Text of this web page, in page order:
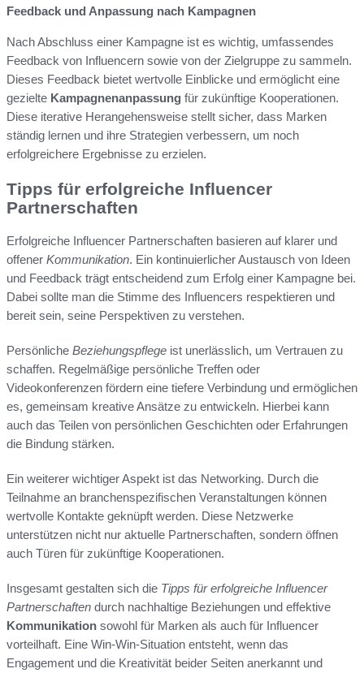
Feedback und Anpassung nach Kampagnen
Nach Abschluss einer Kampagne ist es wichtig, umfassendes
Feedback von Influencern sowie von der Zielgruppe zu sammeln.
Dieses Feedback bietet wertvolle Einblicke und ermöglicht eine
gezielte Kampagnenanpassung für zukünftige Kooperationen.
Diese iterative Herangehensweise stellt sicher, dass Marken
ständig lernen und ihre Strategien verbessern, um noch
erfolgreichere Ergebnisse zu erzielen.
Tipps für erfolgreiche Influencer
Partnerschaften
Erfolgreiche Influencer Partnerschaften basieren auf klarer und
offener Kommunikation. Ein kontinuierlicher Austausch von Ideen
und Feedback trägt entscheidend zum Erfolg einer Kampagne bei.
Dabei sollte man die Stimme des Influencers respektieren und
bereit sein, seine Perspektiven zu verstehen.
Persönliche Beziehungspflege ist unerlässlich, um Vertrauen zu
schaffen. Regelmäßige persönliche Treffen oder
Videokonferenzen fördern eine tiefere Verbindung und ermöglichen
es, gemeinsam kreative Ansätze zu entwickeln. Hierbei kann
auch das Teilen von persönlichen Geschichten oder Erfahrungen
die Bindung stärken.
Ein weiterer wichtiger Aspekt ist das Networking. Durch die
Teilnahme an branchenspezifischen Veranstaltungen können
wertvolle Kontakte geknüpft werden. Diese Netzwerke
unterstützen nicht nur aktuelle Partnerschaften, sondern öffnen
auch Türen für zukünftige Kooperationen.
Insgesamt gestalten sich die Tipps für erfolgreiche Influencer
Partnerschaften durch nachhaltige Beziehungen und effektive
Kommunikation sowohl für Marken als auch für Influencer
vorteilhaft. Eine Win-Win-Situation entsteht, wenn das
Engagement und die Kreativität beider Seiten anerkannt und